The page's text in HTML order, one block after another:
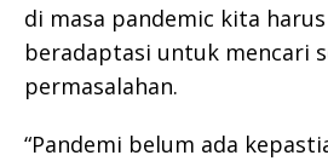
di masa pandemic kita
beradaptasi untuk mencari
permasalahan.
“Pandemi belum ada